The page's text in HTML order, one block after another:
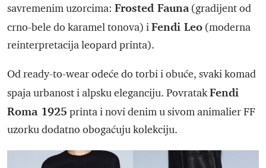
savremenim uzorcima: Frosted Fauna(gradijent od
crno-bele do karamel tonova) iFendi Leo (moderna
reinterpretacija leopard printa).
Od ready-to-wear odeće do torbi i obuće, svaki komad
spaja urbanost i alpsku eleganciju. PovratakFendi
Roma 1925 printa i novi denim u sivom animalier FF
uzorku dodatno obogaćuju kolekciju.